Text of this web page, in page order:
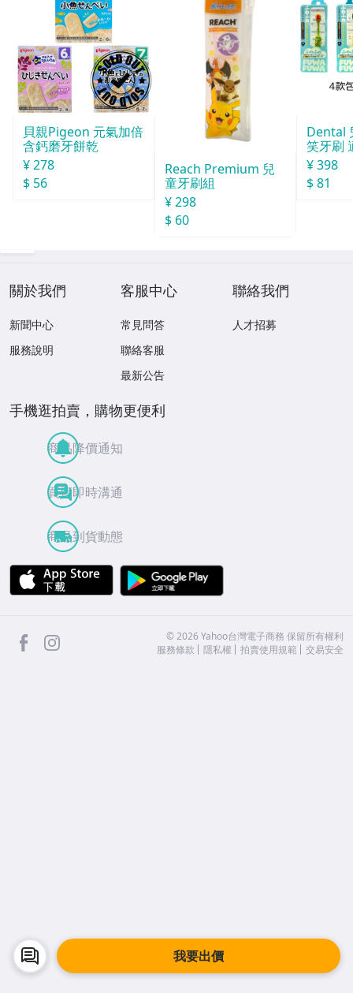
我要出價
貝親Pigeon 元氣加倍
含鈣磨牙餅乾
¥ 278
$ 56
Reach Premium 兒
童牙刷組
¥ 298
$ 60
Dental
笑牙刷
6歲
¥ 398
$ 81
關於我們
新聞中心
服務說明
客服中心
常見問答
聯絡客服
最新公告
聯絡我們
人才招募
手機逛拍賣，購物更便利
商品降價通知
買賣即時溝通
商品到貨動態
APP Store
facebook ©2026 Yahoo台灣電子商務 保留所有權利
服務條款
隱私權 拍賣使用規範 交易安全